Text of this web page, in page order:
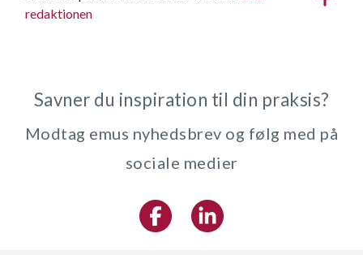
redaktionen
Savner du inspiration til din praksis?
Modtag emus nyhedsbrev og følg med på
sociale medier